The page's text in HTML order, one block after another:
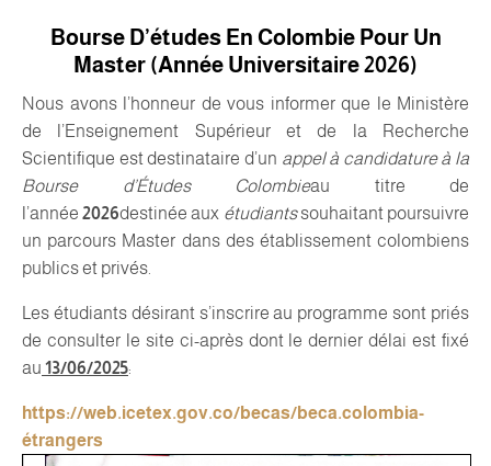
Bourse D’études En Colombie Pour Un
Master (année Universitaire 2026)
Nous avons l’honneur de vous informer que le Ministère
de l’Enseignement Supérieur et de la Recherche
Scientifique est destinataire d’un appel à candidature à la
Bourse d’Études
Colombieau titre de
l’année2026destinée aux étudiantssouhaitant poursuivre
un parcours Master dans des établissement colombiens
publics et privés.
Les étudiants désirant s’inscrire au programme sont priés
de consulter le site ci-après dont le dernier délai est fixé
au 13/06/2025:
https://web.icetex.gov.co/becas/beca.colombia-
étrangers